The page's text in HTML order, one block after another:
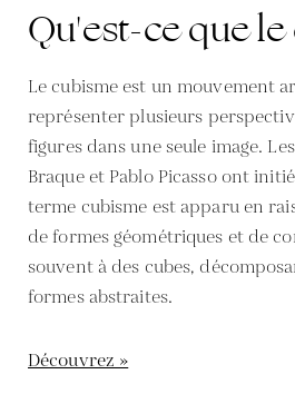
Qu'est-ce que
Le cubisme est un mouvement
représenter plusieurs
figures dans une seule image.
Braque et Pablo Picasso ont
terme cubisme est apparu en
de formes géométriques et de
souvent à des cubes,
formes abstraites.
Découvrez »